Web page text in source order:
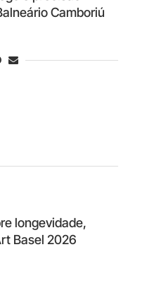
Camboriú
longevidade,
Basel 2026